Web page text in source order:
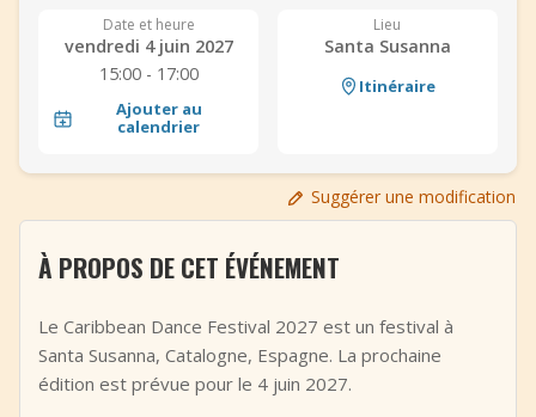
Date et heure
vendredi 4 juin 2027
15:00 - 17:00
Ajouter au
calendrier
Lieu
Santa Susanna
Itinéraire
Suggérer une modification
À PROPOS DE CET ÉVÉNEMENT
Le Caribbean Dance Festival 2027 est un festival à
Santa Susanna, Catalogne, Espagne. La prochaine
édition est prévue pour le 4 juin 2027.